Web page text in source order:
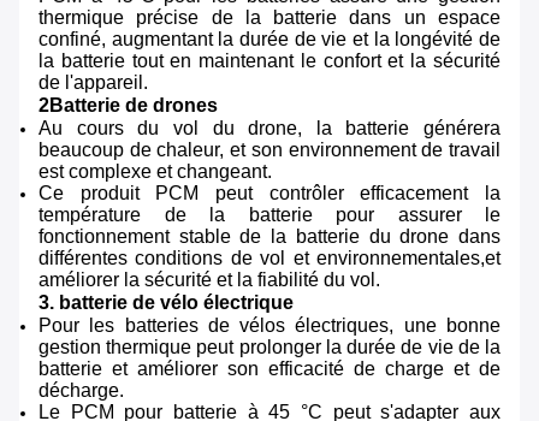
thermique précise de la batterie dans un espace
confiné, augmentant la durée de vie et la longévité de
la batterie tout en maintenant le confort et la sécurité
de l'appareil.
2Batterie de drones
Au cours du vol du drone, la batterie générera
beaucoup de chaleur, et son environnement de travail
est complexe et changeant.
Ce produit PCM peut contrôler efficacement la
température de la batterie pour assurer le
fonctionnement stable de la batterie du drone dans
différentes conditions de vol et environnementales,et
améliorer la sécurité et la fiabilité du vol.
3. batterie de vélo électrique
Pour les batteries de vélos électriques, une bonne
gestion thermique peut prolonger la durée de vie de la
batterie et améliorer son efficacité de charge et de
décharge.
Le PCM pour batterie à 45 °C peut s'adapter aux